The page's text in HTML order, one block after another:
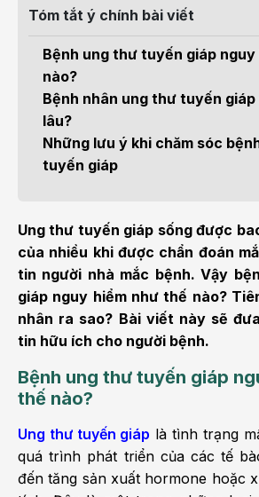
Tóm tắt ý chính bài viết
Bệnh ung thư tuyến giáp
nào?
Bệnh nhân ung thư tuyến
lâu?
Những lưu ý khi chăm sóc
tuyến giáp
Ung thư tuyến giáp sống được
của nhiều khi được chẩn đoán
tin người nhà mắc bệnh. Vậy
giáp nguy hiểm như thế nào?
nhân ra sao? Bài viết này sẽ
tin hữu ích cho người bệnh.
Bệnh ung thư tuyến giáp
thế nào?
Ung thư tuyến giáp là tình trạng
quá trình phát triển của các tế
đến tăng sản xuất hormone hoặc